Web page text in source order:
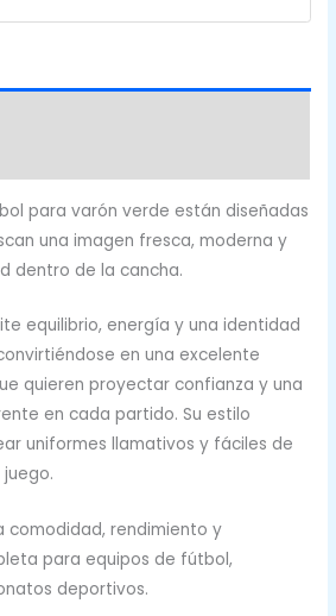
para varón verde están diseñadas
una imagen fresca, moderna y
dentro de la cancha.
equilibrio, energía y una identidad
en una excelente
quieren proyectar confianza y una
en cada partido. Su estilo
uniformes llamativos y fáciles de
comodidad, rendimiento y
para equipos de fútbol,
deportivos.